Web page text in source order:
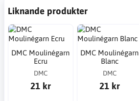
Liknande produkter
DMC Moulinégarn
Ecru
DMC
21 kr
DMC Moulinégarn
Blanc
DMC
21 kr